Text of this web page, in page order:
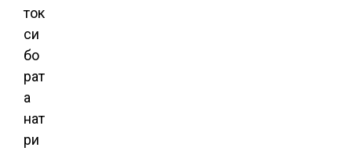
ток
си
бо
рат
а
нат
ри